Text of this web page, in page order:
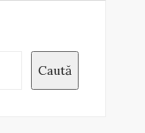
Caută